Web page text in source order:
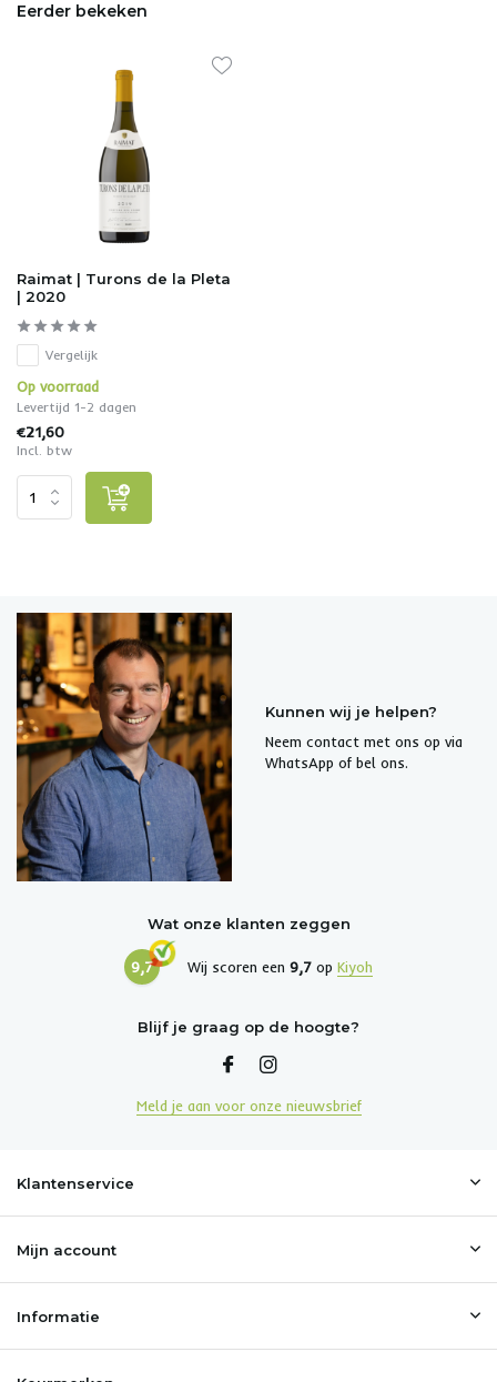
Eerder bekeken
Raimat | Turons de la Pleta
| 2020
Vergelijk
Op voorraad
Levertijd 1-2 dagen
€21,60
Incl. btw
Kunnen wij je helpen?
Neem contact met ons op via
WhatsApp of bel ons.
Wat onze klanten zeggen
9,7 Wij scoren een 9,7 op Kiyoh
Blijf je graag op de hoogte?
Meld je aan voor onze nieuwsbrief
Klantenservice
Mijn account
Informatie